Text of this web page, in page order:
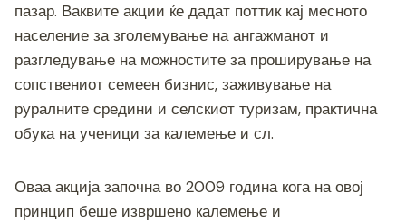
пазар. Ваквите акции ќе дадат поттик кај месното
население за зголемување на ангажманот и
разгледување на можностите за проширување на
сопствениот семеен бизнис, заживување на
руралните средини и селскиот туризам, практична
обука на ученици за калемење и сл.
Оваа акција започна во 2009 година кога на овој
принцип беше извршено калемење и